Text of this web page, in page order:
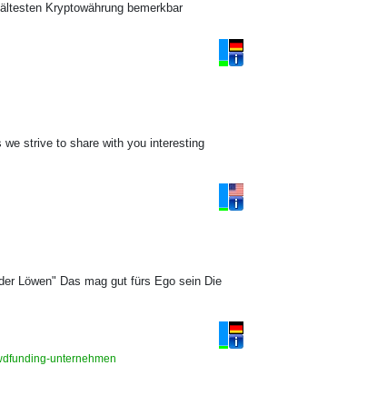
Kryptowährung bemerkbar
strive to share with you interesting
Löwen" Das mag gut fürs Ego sein Die
unternehmen